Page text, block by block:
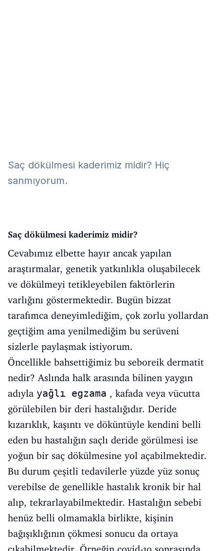
Saç dökülmesi kaderimiz midir? Hiç
sanmıyorum.
Saç dökülmesi kaderimiz midir?
Cevabımız elbette hayır ancak yapılan
araştırmalar, genetik yatkınlıkla oluşabilecek
ve dökülmeyi tetikleyebilen faktörlerin
varlığını göstermektedir. Bugün bizzat
tarafımca deneyimlediğim, çok zorlu yollardan
geçtiğim ama yenilmediğim bu serüveni
sizlerle paylaşmak istiyorum.
Öncellikle bahsettiğimiz bu seboreik dermatit
nedir? Aslında halk arasında bilinen yaygın
adıyla yağlı egzama , kafada veya vücutta
görülebilen bir deri hastalığıdır. Deride
kızarıklık, kaşıntı ve döküntüyle kendini belli
eden bu hastalığın saçlı deride görülmesi ise
yoğun bir saç dökülmesine yol açabilmektedir.
Bu durum çeşitli tedavilerle yüzde yüz sonuç
verebilse de genellikle hastalık kronik bir hal
alıp, tekrarlayabilmektedir. Hastalığın sebebi
henüz belli olmamakla birlikte, kişinin
bağışıklığının çökmesi sonucu da ortaya